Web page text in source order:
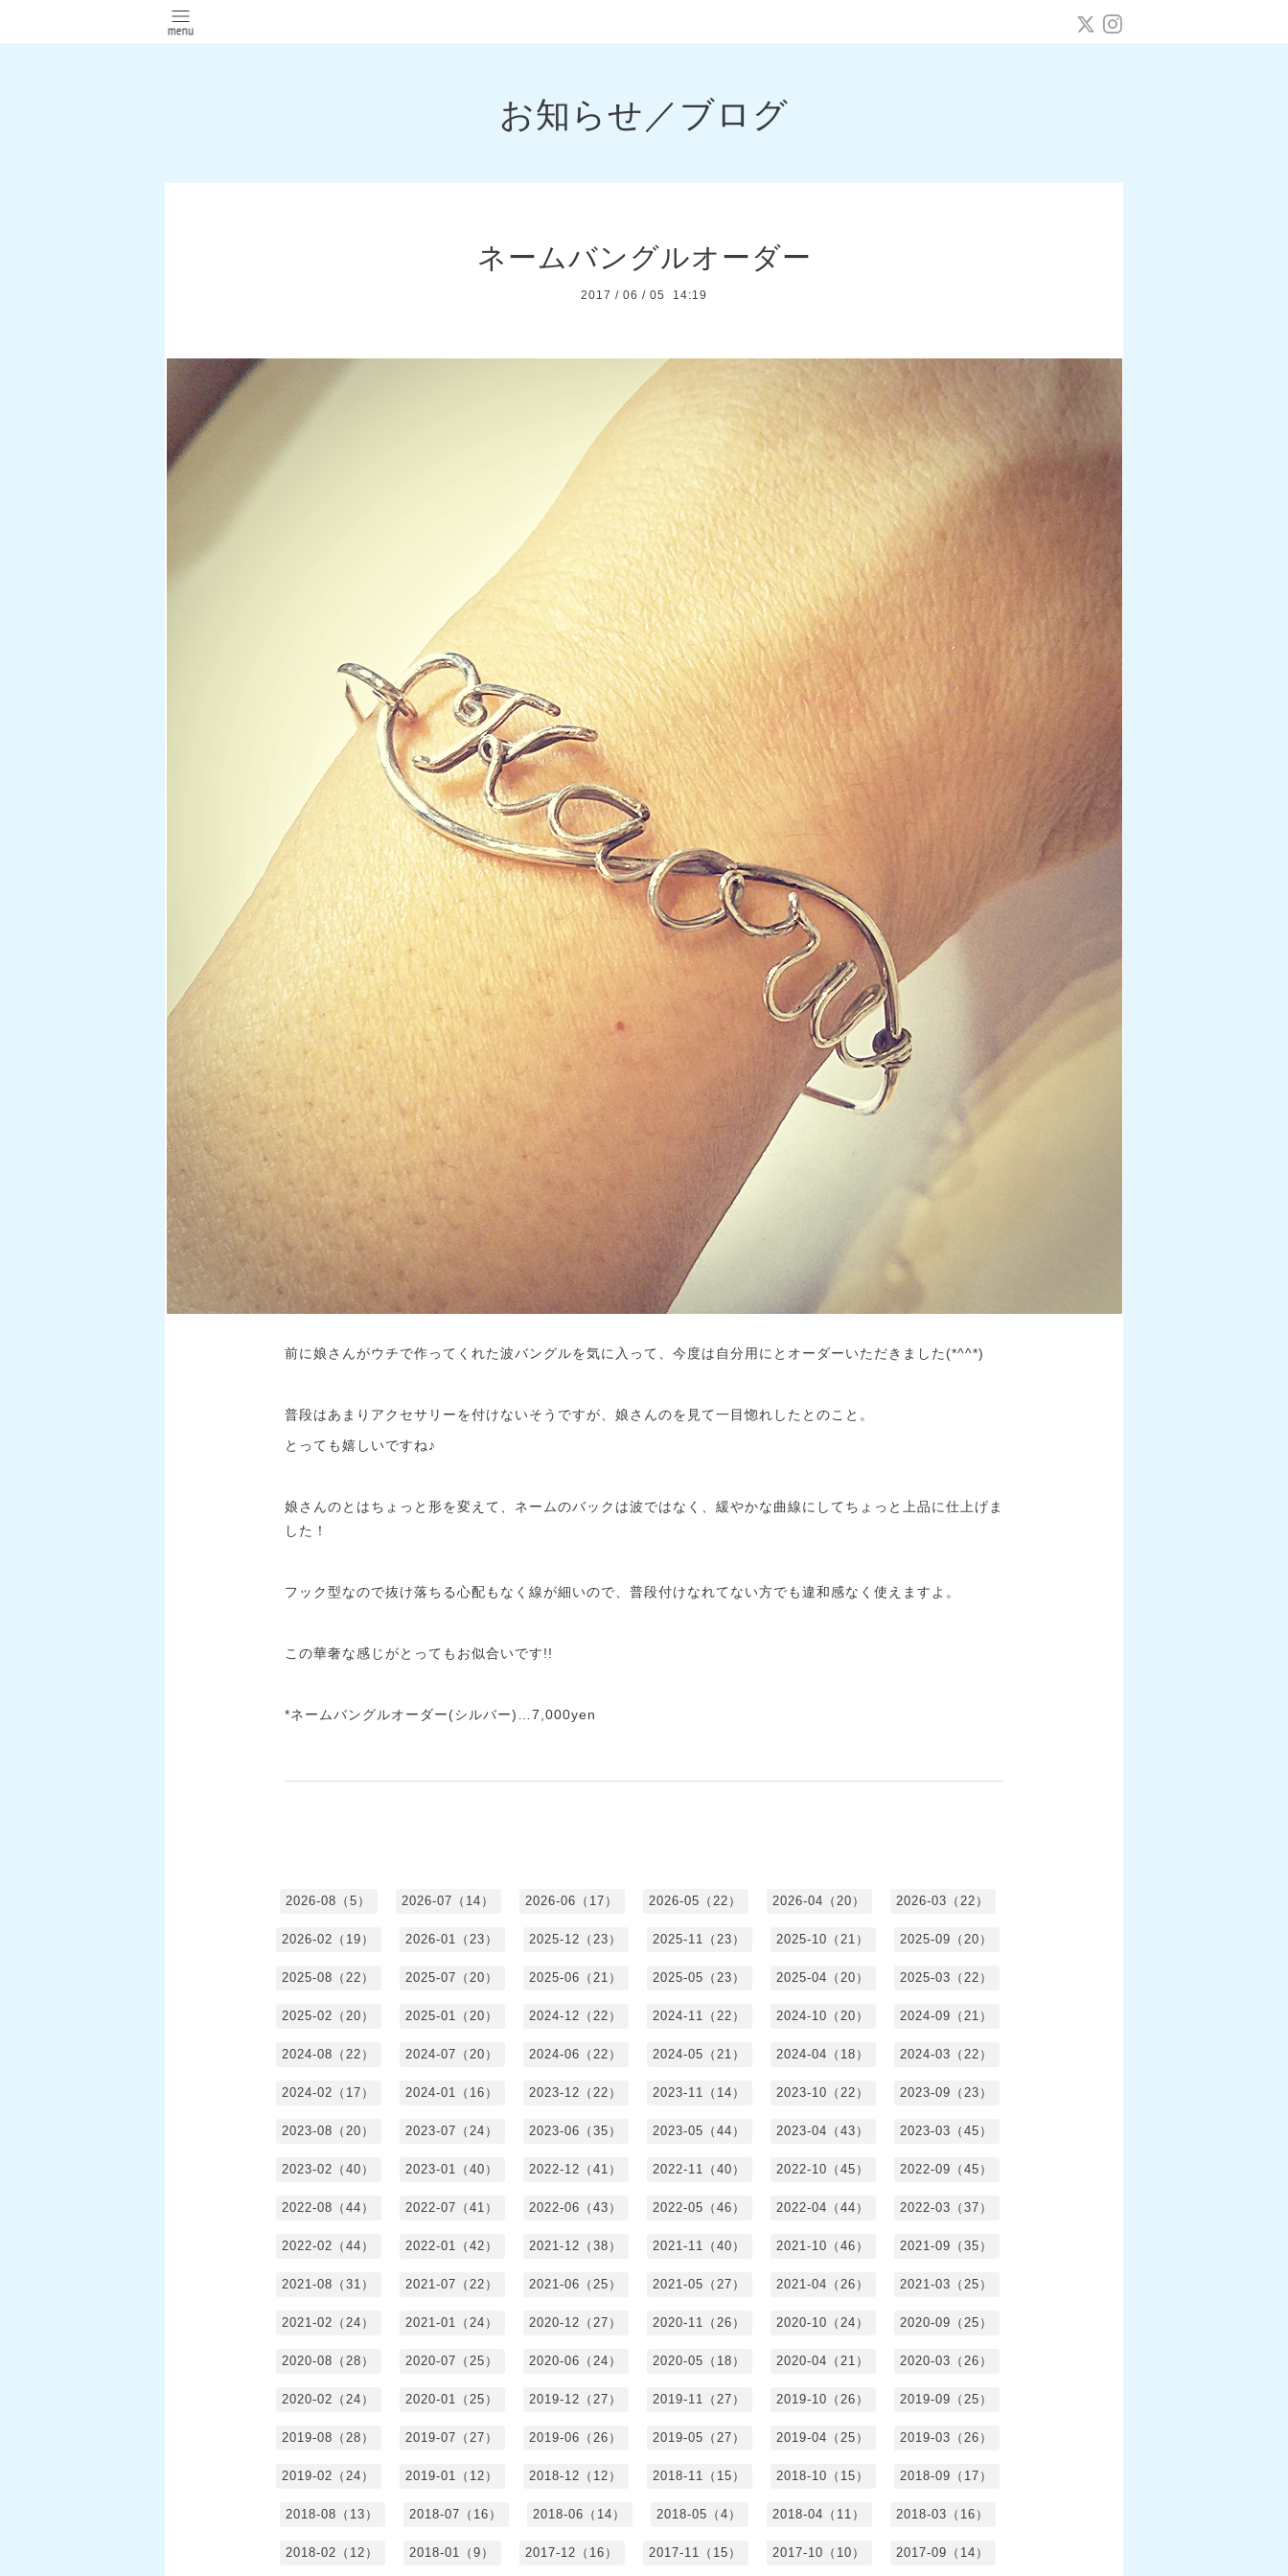
お知らせ／ブログ
ネームバングルオーダー
2017 / 06 / 05 14:19
前に娘さんがウチで作ってくれた波バングルを気に入って、今度は自分用にとオーダーいただきました(*^^*)
普段はあまりアクセサリーを付けないそうですが、娘さんのを見て一目惚れしたとのこと。
とっても嬉しいですね♪
娘さんのとはちょっと形を変えて、ネームのバックは波ではなく、緩やかな曲線にしてちょっと上品に仕上げま
した！
フック型なので抜け落ちる心配もなく線が細いので、普段付けなれてない方でも違和感なく使えますよ。
この華奢な感じがとってもお似合いです!!
*ネームバングルオーダー(シルバー)…7,000yen
2026-08（5） 2026-07（14） 2026-06（17） 2026-05（22） 2026-04（20） 2026-03（22）
2026-02（19） 2026-01（23） 2025-12（23） 2025-11（23） 2025-10（21） 2025-09（20）
2025-08（22） 2025-07（20） 2025-06（21） 2025-05（23） 2025-04（20） 2025-03（22）
2025-02（20） 2025-01（20） 2024-12（22） 2024-11（22） 2024-10（20） 2024-09（21）
2024-08（22） 2024-07（20） 2024-06（22） 2024-05（21） 2024-04（18） 2024-03（22）
2024-02（17） 2024-01（16） 2023-12（22） 2023-11（14） 2023-10（22） 2023-09（23）
2023-08（20） 2023-07（24） 2023-06（35） 2023-05（44） 2023-04（43） 2023-03（45）
2023-02（40） 2023-01（40） 2022-12（41） 2022-11（40） 2022-10（45） 2022-09（45）
2022-08（44） 2022-07（41） 2022-06（43） 2022-05（46） 2022-04（44） 2022-03（37）
2022-02（44） 2022-01（42） 2021-12（38） 2021-11（40） 2021-10（46） 2021-09（35）
2021-08（31） 2021-07（22） 2021-06（25） 2021-05（27） 2021-04（26） 2021-03（25）
2021-02（24） 2021-01（24） 2020-12（27） 2020-11（26） 2020-10（24） 2020-09（25）
2020-08（28） 2020-07（25） 2020-06（24） 2020-05（18） 2020-04（21） 2020-03（26）
2020-02（24） 2020-01（25） 2019-12（27） 2019-11（27） 2019-10（26） 2019-09（25）
2019-08（28） 2019-07（27） 2019-06（26） 2019-05（27） 2019-04（25） 2019-03（26）
2019-02（24） 2019-01（12） 2018-12（12） 2018-11（15） 2018-10（15） 2018-09（17）
2018-08（13） 2018-07（16） 2018-06（14） 2018-05（4） 2018-04（11） 2018-03（16）
2018-02（12） 2018-01（9） 2017-12（16） 2017-11（15） 2017-10（10） 2017-09（14）